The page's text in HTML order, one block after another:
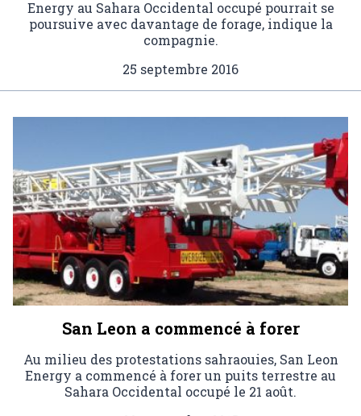
Energy au Sahara Occidental occupé pourrait se
poursuive avec davantage de forage, indique la
compagnie.
25 septembre 2016
San Leon a commencé à forer
Au milieu des protestations sahraouies, San Leon
Energy a commencé à forer un puits terrestre au
Sahara Occidental occupé le 21 août.